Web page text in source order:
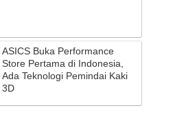
ASICS Buka Performance
Store Pertama di Indonesia,
Ada Teknologi Pemindai Kaki
3D